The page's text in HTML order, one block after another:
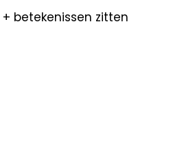
betekenissen zitten